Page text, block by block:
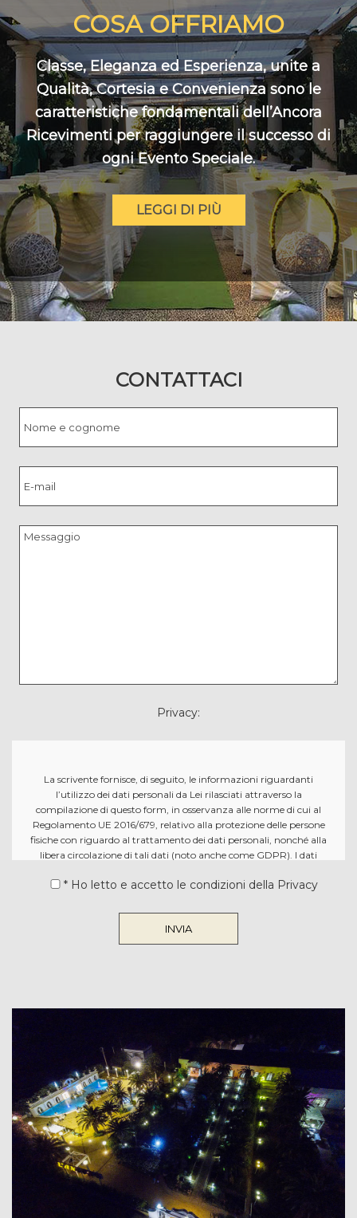
COSA OFFRIAMO
Classe, Eleganza ed Esperienza, unite a
Qualità, Cortesia e Convenienza sono le
caratteristiche fondamentali dell’Ancora
Ricevimenti per raggiungere il successo di
ogni Evento Speciale.
LEGGI DI PIÙ
CONTATTACI
Privacy:
La scrivente fornisce, di seguito, le informazioni riguardanti
l’utilizzo dei dati personali da Lei rilasciati attraverso la
compilazione di questo form, in osservanza alle norme di cui al
Regolamento UE 2016/679, relativo alla protezione delle persone
fisiche con riguardo al trattamento dei dati personali, nonché alla
libera circolazione di tali dati (noto anche come GDPR). I dati
tramite la compilazione di moduli informatici, vengono raccolti
eventualmente, eseguire il contratto con Lei concluso. Il
conferimento, da parte Sua, dei dati in parola ha natura
facoltativa; il suo eventuale rifiuto, tuttavia, non ci permetterà di
struttura potrà venire a conoscenza dei dati solo il personale
sempre per le citate finalità. Le ricordiamo inoltre che, facendone
apposita richiesta al titolare del trattamento, potrà esercitare tutti
i diritti previsti dagli articoli da 15 a 22 del predetto Regolamento
UE, che Le consentono, in particolare, la facoltà di chiedere
l’accesso ai dati personali e di estrarne copia (art. 15 GDPR), la
rettifica (art. 16 GDPR) e la cancellazione degli stessi (art. 17
GDPR), la limitazione del trattamento che La riguardi (art. 18
GDPR), la portabilità dei dati (art. 20 GDPR, ove ne ricorrano i
presupposti) e di opporsi al trattamento che La riguardi (artt. 21 e
22 GDPR, per le ipotesi ivi menzionate e, in particolare, al
trattamento per finalità di marketing o che si traduca in un
processo decisionale automatizzato, compresa la profilazione, che
* Ho letto e accetto le condizioni della Privacy